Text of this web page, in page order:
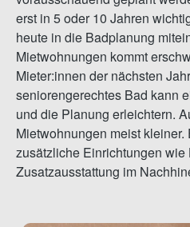
erst in 5 oder 10 Jahren
heute in die Badplanung
Mietwohnungen kommt
Mieter:innen der nächsten
seniorengerechtes Bad kann
und die Planung erleichtern.
Mietwohnungen meist
zusätzliche Einrichtungen wie
Zusatzausstattung im